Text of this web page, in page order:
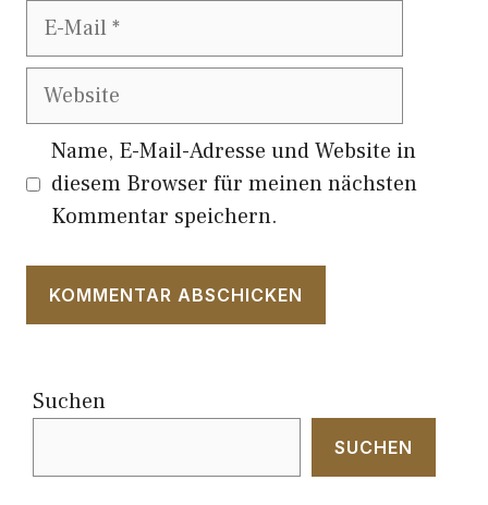
E-
Website
Name, E-Mail-Adresse und Website in
diesem Browser für meinen nächsten
Kommentar speichern.
Suchen
SUCHEN